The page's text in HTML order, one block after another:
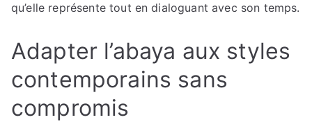
qu’elle représente tout en dialoguant avec son temps.
Adapter l’abaya aux styles
contemporains sans
compromis